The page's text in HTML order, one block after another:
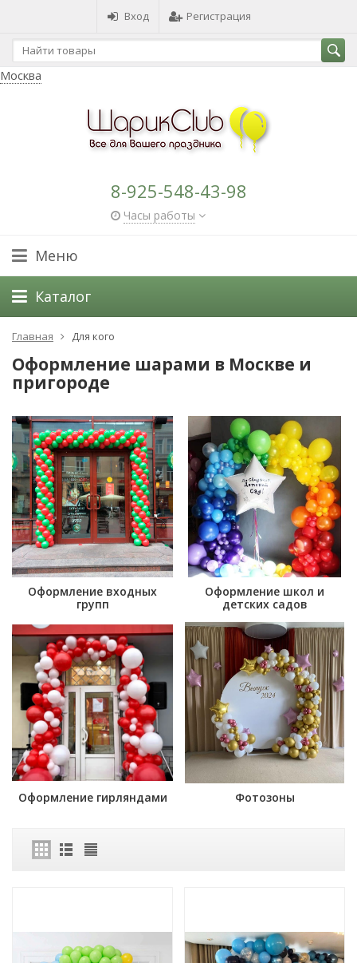
Вход Регистрация
Москва
8-925-548-43-98
Часы работы
Меню
Каталог
Главная Для кого
Оформление шарами в Москве и
пригороде
Оформление входных
групп
Оформление школ и
детских садов
Оформление гирляндами Фотозоны